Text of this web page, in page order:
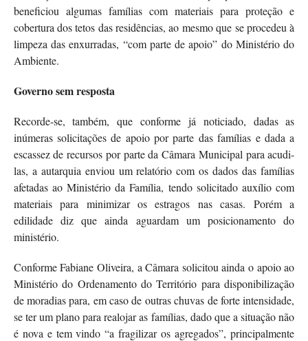
beneficiou algumas famílias com materiais para proteção e
cobertura dos tetos das residências, ao mesmo que se procedeu à
limpeza das enxurradas, “com parte de apoio” do Ministério do
Ambiente.
Governo sem resposta
Recorde-se, também, que conforme já noticiado, dadas as
inúmeras solicitações de apoio por parte das famílias e dada a
escassez de recursos por parte da Câmara Municipal para acudi-
las, a autarquia enviou um relatório com os dados das famílias
afetadas ao Ministério da Família, tendo solicitado auxílio com
materiais para minimizar os estragos nas casas. Porém a
edilidade diz que ainda aguardam um posicionamento do
ministério.
Conforme Fabiane Oliveira, a Câmara solicitou ainda o apoio ao
Ministério do Ordenamento do Território para disponibilização
de moradias para, em caso de outras chuvas de forte intensidade,
se ter um plano para realojar as famílias, dado que a situação não
é nova e tem vindo “a fragilizar os agregados”, principalmente